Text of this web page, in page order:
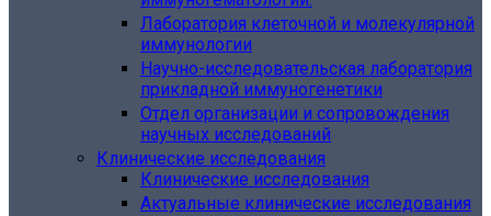
Лаборатория клеточной и молекулярной
иммунологии
Научно-исследовательская лаборатория
прикладной иммуногенетики
Отдел организации и сопровождения
научных исследований
Клинические исследования
Клинические исследования
Актуальные клинические исследования